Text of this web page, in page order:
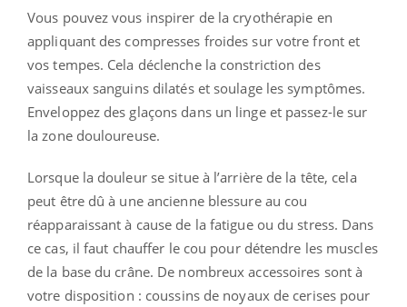
Vous pouvez vous inspirer de la cryothérapie en
appliquant des compresses froides sur votre front et
vos tempes. Cela déclenche la constriction des
vaisseaux sanguins dilatés et soulage les symptômes.
Enveloppez des glaçons dans un linge et passez-le sur
la zone douloureuse.
Lorsque la douleur se situe à l’arrière de la tête, cela
peut être dû à une ancienne blessure au cou
réapparaissant à cause de la fatigue ou du stress. Dans
ce cas, il faut chauffer le cou pour détendre les muscles
de la base du crâne. De nombreux accessoires sont à
votre disposition : coussins de noyaux de cerises pour